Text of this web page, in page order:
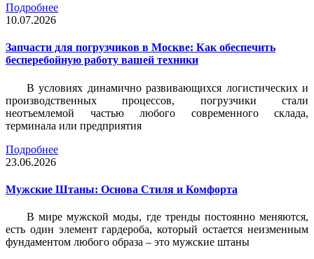
Подробнее
10.07.2026
Запчасти для погрузчиков в Москве: Как обеспечить
бесперебойную работу вашей техники
В условиях динамично развивающихся логистических и
производственных процессов, погрузчики стали
неотъемлемой частью любого современного склада,
терминала или предприятия
Подробнее
23.06.2026
Мужские Штаны: Основа Стиля и Комфорта
В мире мужской моды, где тренды постоянно меняются,
есть один элемент гардероба, который остается неизменным
фундаментом любого образа – это мужские штаны